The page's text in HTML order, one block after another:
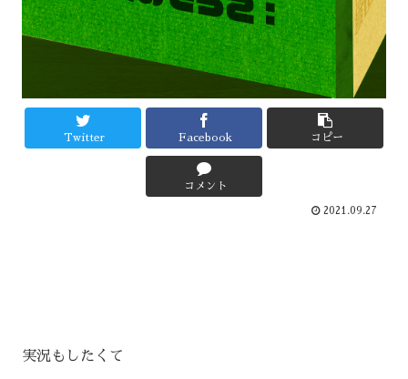
Twitter Facebook コピー
コメント
2021.09.27
実況もしたくて